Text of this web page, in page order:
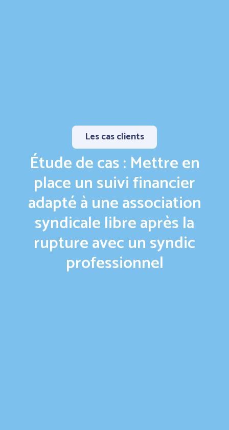
Les cas clients
Étude de cas : Mettre en
place un suivi financier
adapté à une association
syndicale libre après la
rupture avec un syndic
professionnel